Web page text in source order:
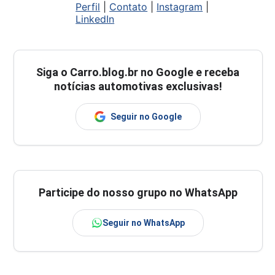
Perfil Contato Instagram
LinkedIn
Siga o Carro.blog.br no Google e receba
notícias automotivas exclusivas!
Seguir no Google
Participe do nosso grupo no WhatsApp
Seguir no WhatsApp